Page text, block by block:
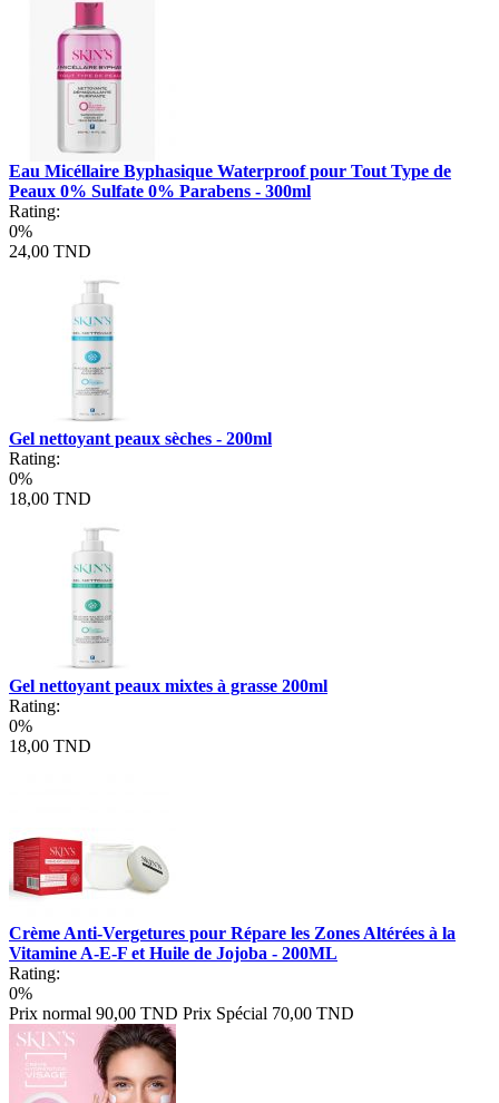
Eau Micéllaire Byphasique Waterproof pour Tout Type de
Peaux 0% Sulfate 0% Parabens - 300ml
Rating:
0%
24,00 TND
Gel nettoyant peaux sèches - 200ml
Rating:
0%
18,00 TND
Gel nettoyant peaux mixtes à grasse 200ml
Rating:
0%
18,00 TND
Crème Anti-Vergetures pour Répare les Zones Altérées à la
Vitamine A-E-F et Huile de Jojoba - 200ML
Rating:
0%
Prix normal 90,00 TND Prix Spécial 70,00 TND